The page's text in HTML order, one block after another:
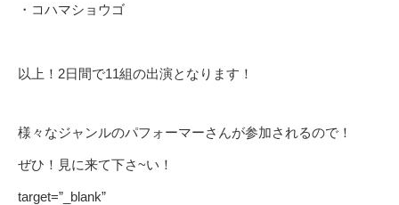
・コハマショウゴ
以上！2日間で11組の出演となります！
様々なジャンルのパフォーマーさんが参加されるので！
ぜひ！見に来て下さ~い！
target=”_blank”